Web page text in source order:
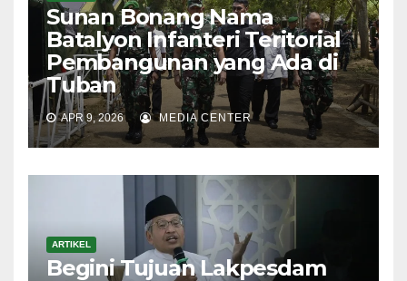
Sunan Bonang Nama
Batalyon Infanteri Teritorial
Pembangunan yang Ada di
Tuban
APR 9, 2026 MEDIA CENTER
ARTIKEL
Begini Tujuan Lakpesdam